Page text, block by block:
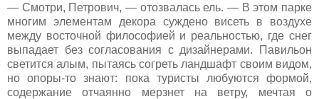
— Смотри, Петрович, — отозвалась ель. — В этом парке
многим элементам декора суждено висеть в воздухе
между восточной философией и реальностью, где снег
выпадает без согласования с дизайнерами. Павильон
светится алым, пытаясь согреть ландшафт своим видом,
но опоры-то знают: пока туристы любуются формой,
содержание отчаянно мерзнет на ветру, мечтая о